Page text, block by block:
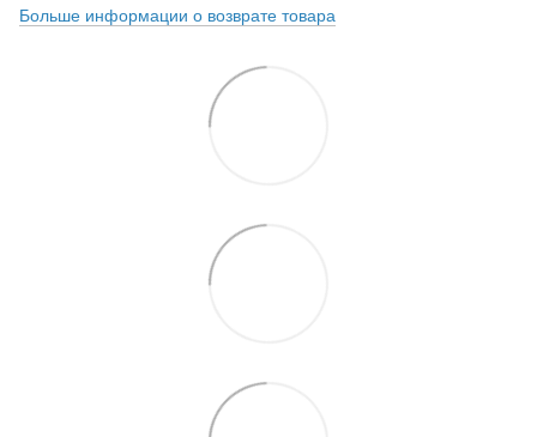
Больше информации о возврате товара